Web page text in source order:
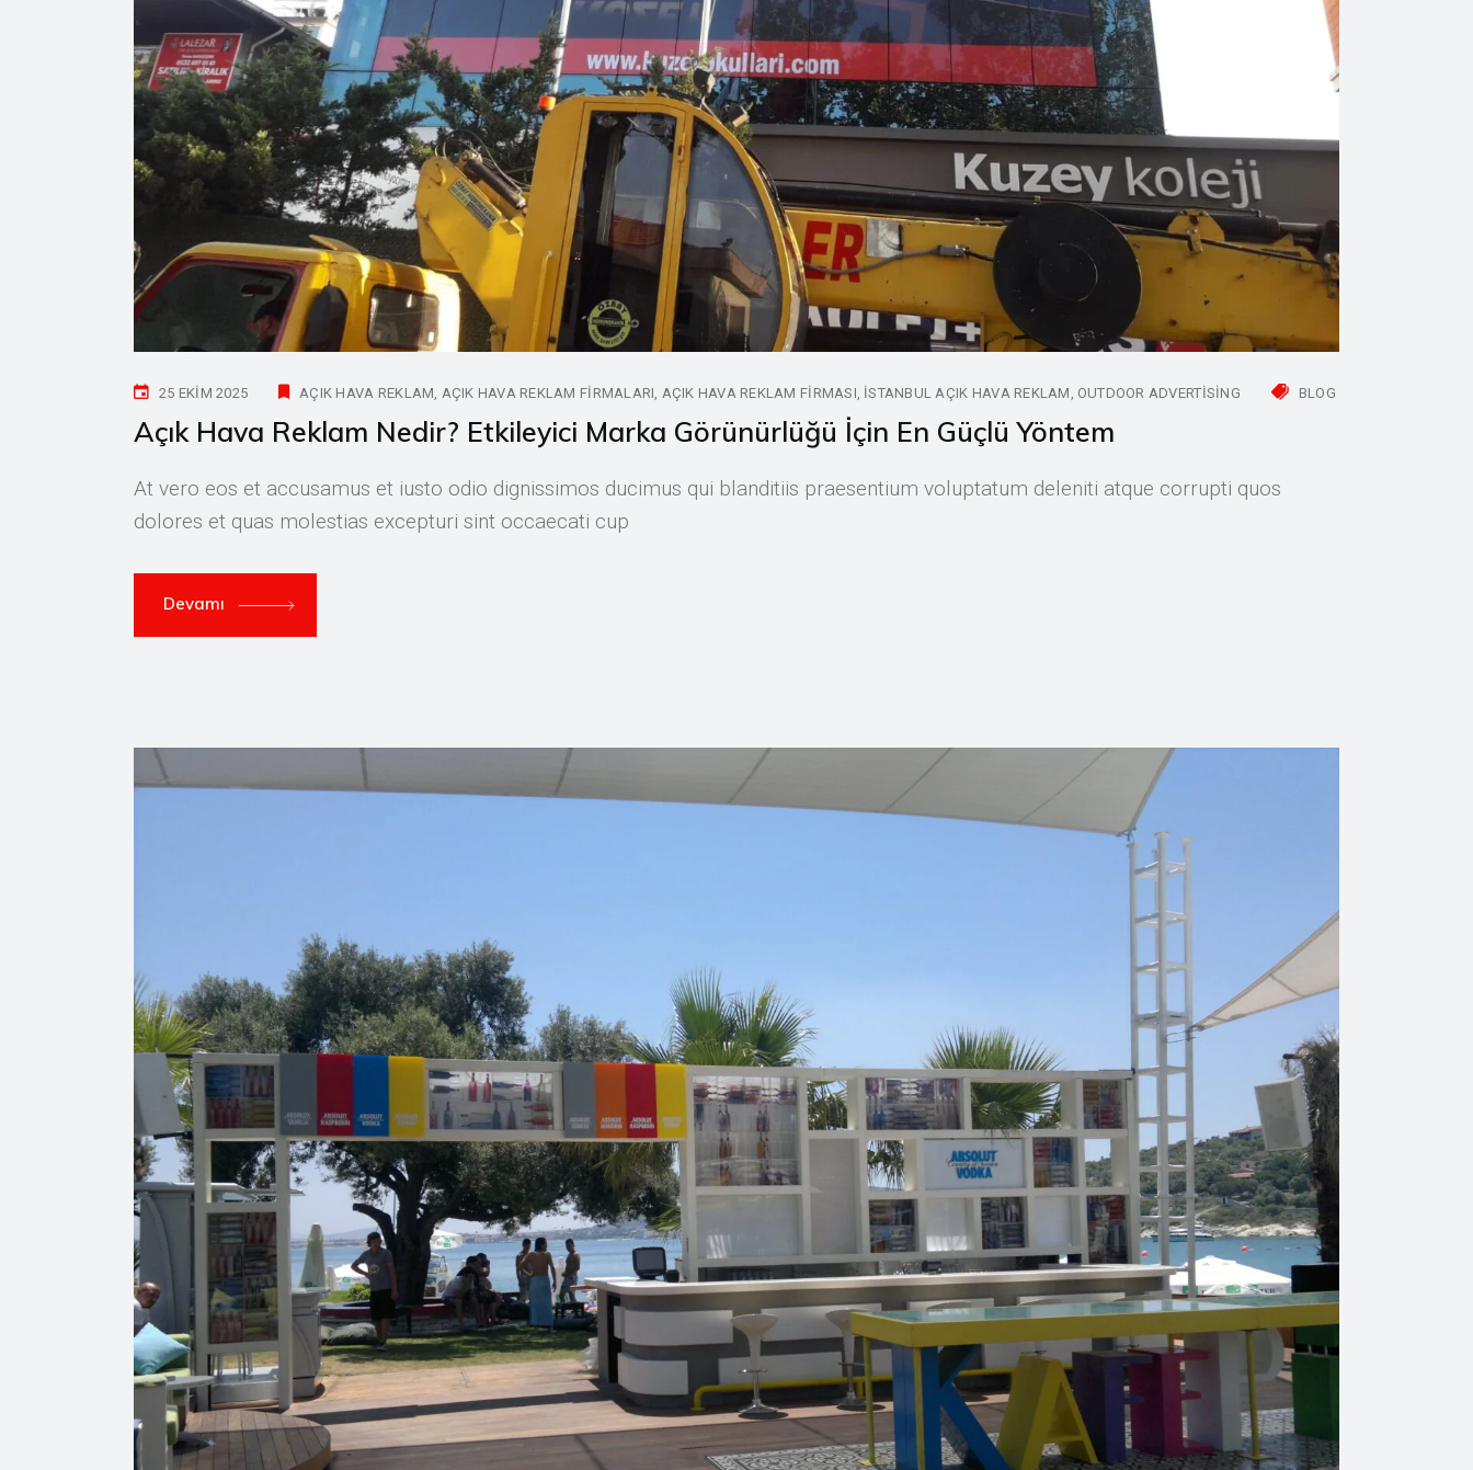
25 EKIM 2025 AÇIK HAVA REKLAM AÇIK HAVA REKLAM FIRMALARI AÇIK HAVA REKLAM FIRMASI ISTANBUL AÇIK HAVA REKLAM OUTDOOR ADVERTISING BLOG
Açık Hava Reklam Nedir? Etkileyici Marka Görünürlüğü İçin En Güçlü Yöntem
At vero eos et accusamus et iusto odio dignissimos ducimus qui blanditiis praesentium voluptatum deleniti atque corrupti quos
dolores et quas molestias excepturi sint occaecati cup
Devamı